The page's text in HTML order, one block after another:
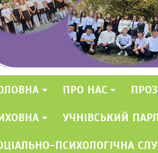
ПРО НАС
УЧНІВСЬКИЙ
ПСИХОЛОГІЧНА